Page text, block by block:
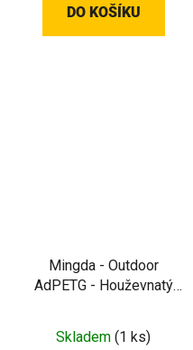
DO KOŠÍKU
Mingda - Outdoor
AdPETG - Houževnatý
venkovní použití
Skladem (1 ks)